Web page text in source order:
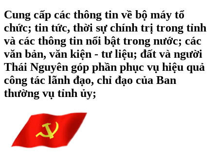
Cung cấp các thông tin về bộ máy tổ
chức; tin tức, thời sự chính trị trong tỉnh
và các thông tin nổi bật trong nước; các
văn bản, văn kiện - tư liệu; đất và người
Thái Nguyên góp phần phục vụ hiệu quả
công tác lãnh đạo, chỉ đạo của Ban
thường vụ tỉnh ủy;